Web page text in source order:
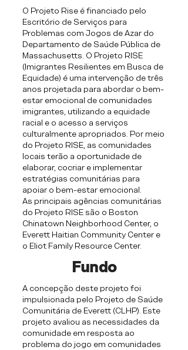
O Projeto Rise é financiado pelo
Escritório de Serviços para
Problemas com Jogos de Azar do
Departamento de Saúde Pública de
Massachusetts. O Projeto RISE
(Imigrantes Resilientes em Busca de
Equidade) é uma intervenção de três
anos projetada para abordar o bem-
estar emocional de comunidades
imigrantes, utilizando a equidade
racial e o acesso a serviços
culturalmente apropriados. Por meio
do Projeto RISE, as comunidades
locais terão a oportunidade de
elaborar, cocriar e implementar
estratégias comunitárias para
apoiar o bem-estar emocional.
As principais agências comunitárias
do Projeto RISE são o Boston
Chinatown Neighborhood Center, o
Everett Haitian Community Center e
o Eliot Family Resource Center.
Fundo
A concepção deste projeto foi
impulsionada pelo Projeto de Saúde
Comunitária de Everett (CLHP). Este
projeto avaliou as necessidades da
comunidade em resposta ao
problema do jogo em comunidades